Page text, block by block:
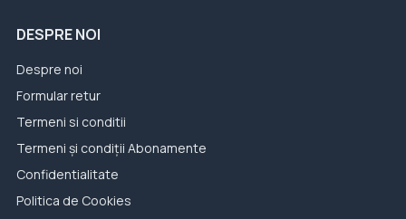
DESPRE NOI
Despre noi
Formular retur
Termeni si conditii
Termeni și condiții Abonamente
Confidentialitate
Politica de Cookies